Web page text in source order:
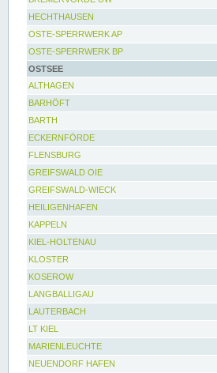
HECHTHAUSEN
OSTE-SPERRWERK AP
OSTE-SPERRWERK BP
OSTSEE
ALTHAGEN
BARHÖFT
BARTH
ECKERNFÖRDE
FLENSBURG
GREIFSWALD OIE
GREIFSWALD-WIECK
HEILIGENHAFEN
KAPPELN
KIEL-HOLTENAU
KLOSTER
KOSEROW
LANGBALLIGAU
LAUTERBACH
LT KIEL
MARIENLEUCHTE
NEUENDORF HAFEN